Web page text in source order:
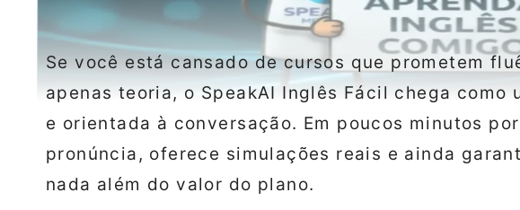
Se você está cansado de cursos que prometem
apenas teoria, o SpeakAI Inglês Fácil chega como
e orientada à conversação. Em poucos minutos
pronúncia, oferece simulações reais e ainda
nada além do valor do plano.